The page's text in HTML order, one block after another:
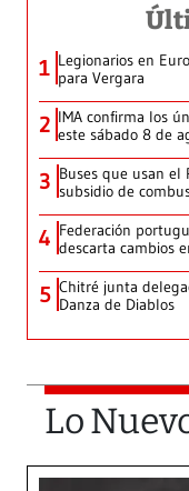
1 Legionarios en
para Vergara
2 IMA confirma los
este sábado 8 de
3 Buses que usan el
subsidio de
4 Federación
descarta cambios
5 Chitré junta
Danza de Diablos
Lo